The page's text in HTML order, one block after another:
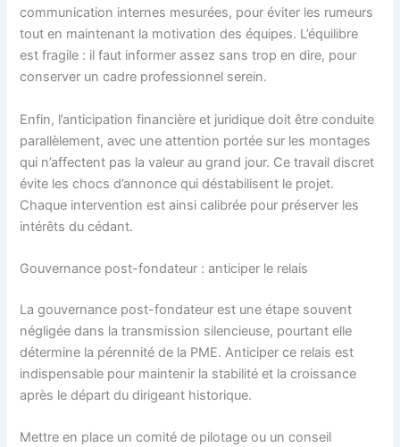
communication internes mesurées, pour éviter les rumeurs
tout en maintenant la motivation des équipes. L’équilibre
est fragile : il faut informer assez sans trop en dire, pour
conserver un cadre professionnel serein.
Enfin, l’anticipation financière et juridique doit être conduite
parallèlement, avec une attention portée sur les montages
qui n’affectent pas la valeur au grand jour. Ce travail discret
évite les chocs d’annonce qui déstabilisent le projet.
Chaque intervention est ainsi calibrée pour préserver les
intérêts du cédant.
Gouvernance post-fondateur : anticiper le relais
La gouvernance post-fondateur est une étape souvent
négligée dans la transmission silencieuse, pourtant elle
détermine la pérennité de la PME. Anticiper ce relais est
indispensable pour maintenir la stabilité et la croissance
après le départ du dirigeant historique.
Mettre en place un comité de pilotage ou un conseil